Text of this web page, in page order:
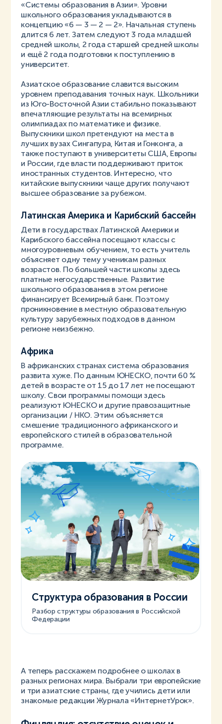
«Системы образования в Азии». Уровни
школьного образования укладываются в
концепцию «6 — 3 — 2 — 2». Начальная ступень
длится 6 лет. Затем следуют 3 года младшей
средней школы, 2 года старшей средней школы
и ещё 2 года подготовки к поступлению в
университет.
Азиатское образование славится высоким
уровнем преподавания точных наук. Школьники
из Юго-Восточной Азии стабильно показывают
впечатляющие результаты на всемирных
олимпиадах по математике и физике.
Выпускники школ претендуют на места в
лучших вузах Сингапура, Китая и Гонконга, а
также поступают в университеты США, Европы
и России, где власти поддерживают приток
иностранных студентов. Интересно, что
китайские выпускники чаще других получают
высшее образование за рубежом.
Латинская Америка и Карибский бассейн
Дети в государствах Латинской Америки и
Карибского бассейна посещают классы с
многоуровневым обучением, то есть учитель
объясняет одну тему ученикам разных
возрастов. По большей части школы здесь
платные негосударственные. Развитие
школьного образования в этом регионе
финансирует Всемирный банк. Поэтому
проникновение в местную образовательную
культуру зарубежных подходов в данном
регионе неизбежно.
Африка
В африканских странах система образования
развита хуже. По данным ЮНЕСКО, почти 60 %
детей в возрасте от 15 до 17 лет не посещают
школу. Свои программы помощи здесь
реализуют ЮНЕСКО и другие правозащитные
организации / НКО. Этим объясняется
смешение традиционного африканского и
европейского стилей в образовательной
программе.
Структура образования в России
Разбор структуры образования в Российской
Федерации
А теперь расскажем подробнее о школах в
разных регионах мира. Выбрали три европейские
и три азиатские страны, где учились дети или
знакомые редакции Журнала «ИнтернетУрок».